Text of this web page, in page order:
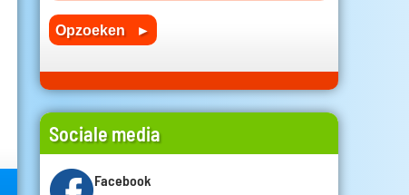
Sociale media
Facebook